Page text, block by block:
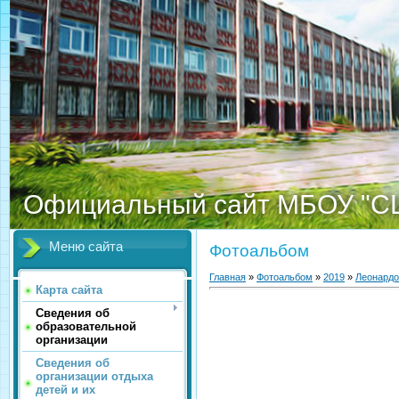
Официальный сайт МБОУ
Меню сайта
Карта сайта
Сведения об
образовательной
организации
Сведения об
организации отдыха
детей и их
Фотоальбом
Главная » Фотоальбом » 2019 » Леонардо